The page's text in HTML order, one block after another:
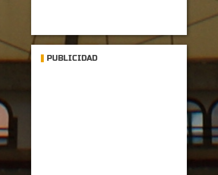
PUBLICIDAD